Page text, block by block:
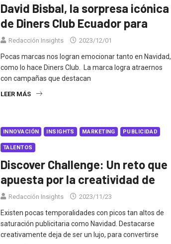
David Bisbal, la sorpresa icónica
de Diners Club Ecuador para
Redacción Insights 2023/12/01
Pocas marcas nos logran emocionar tanto en Navidad,
como lo hace Diners Club. La marca logra atraernos
con campañas que destacan
LEER MÁS
INNOVACIÓN INSIGHTS MARKETING PUBLICIDAD
TALENTOS
Discover Challenge: Un reto que
apuesta por la creatividad de
Redacción Insights 2023/11/23
Existen pocas temporalidades con picos tan altos de
saturación publicitaria como Navidad. Destacarse
creativamente deja de ser un lujo, para convertirse